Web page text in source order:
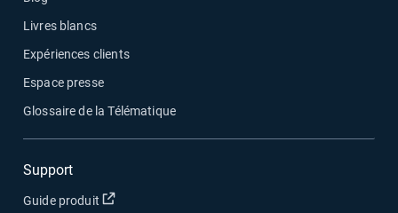
Livres blancs
Expériences clients
Espace presse
Glossaire de la Télématique
Support
Guide produit Ouvrir dans une nouvelle fenêtre